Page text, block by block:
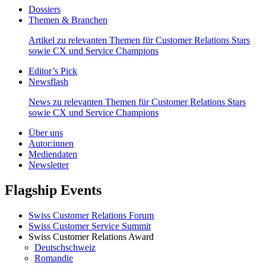
Dossiers
Themen & Branchen
Artikel zu relevanten Themen für Customer Relations Stars
sowie CX und Service Champions
Editor’s Pick
Newsflash
News zu relevanten Themen für Customer Relations Stars
sowie CX und Service Champions
Über uns
Autor:innen
Mediendaten
Newsletter
Flagship Events
Swiss Customer Relations Forum
Swiss Customer Service Summit
Swiss Customer Relations Award
Deutschschweiz
Romandie